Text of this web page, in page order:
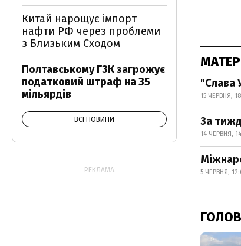
"Слава
15 ЧЕРВНЯ,
За
14 ЧЕРВНЯ,
5 ЧЕРВНЯ,
Китай нарощує імпорт
нафти РФ через проблеми
з Близьким Сходом
Полтавському ГЗК загрожує
податковий штраф на 35
мільярдів
ВСІ НОВИНИ
РЕКЛАМА: